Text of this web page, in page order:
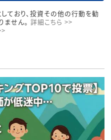
ており、投資その他の行動を勧
せん。 詳細こちら >>